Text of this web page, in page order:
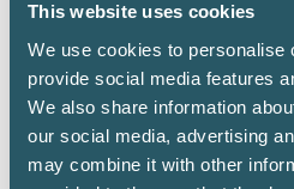
This website uses cookies
We use cookies to personalise
provide social media features
We also share information
our social media, advertising
may combine it with other
Mobilt BankID
Personnummer